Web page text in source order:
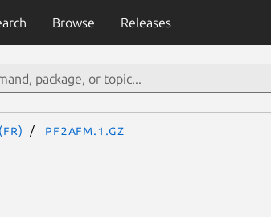
Browse Releases
pf2afm.1.gz